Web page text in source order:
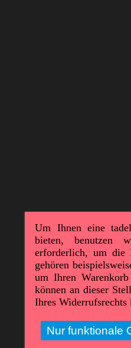
Um Ihnen eine
bieten, benutzen
erforderlich, um die
gehören
um Ihren
können an dieser
Ihres Widerrufsrechts
Nur funktionale